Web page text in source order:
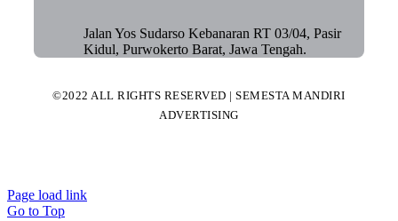
Jalan Yos Sudarso Kebanaran RT 03/04, Pasir
Kidul, Purwokerto Barat, Jawa Tengah.
©2022 ALL RIGHTS RESERVED | SEMESTA MANDIRI
ADVERTISING
Page load link
Go to Top